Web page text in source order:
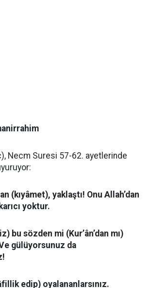
Necm Suresi 57-62. ayetlerinde
(kıyâmet), yaklaştı! Onu Allah’dan
yoktur.
bu sözden mi (Kur’ân’dan mı)
gülüyorsunuz da
edip) oyalananlarsınız.